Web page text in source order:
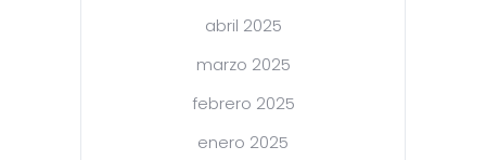
abril 2025
marzo 2025
febrero 2025
enero 2025